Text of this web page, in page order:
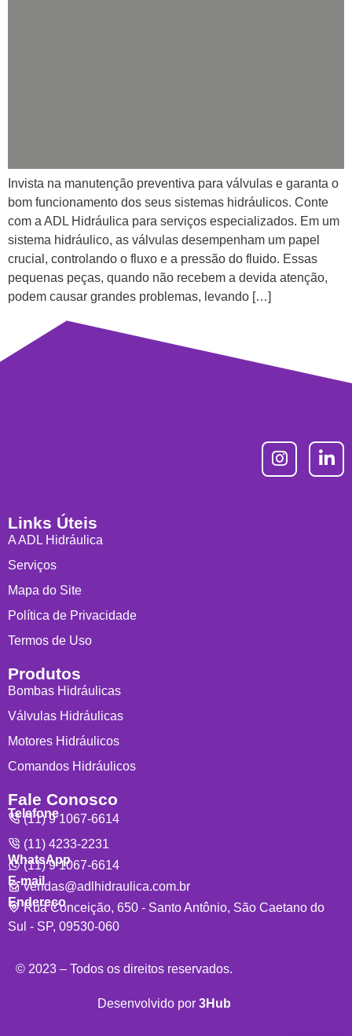
Invista na manutenção preventiva para válvulas e garanta o
bom funcionamento dos seus sistemas hidráulicos. Conte
com a ADL Hidráulica para serviços especializados. Em um
sistema hidráulico, as válvulas desempenham um papel
crucial, controlando o fluxo e a pressão do fluido. Essas
pequenas peças, quando não recebem a devida atenção,
podem causar grandes problemas, levando […]
Links Úteis
A ADL Hidráulica
Serviços
Mapa do Site
Política de Privacidade
Termos de Uso
Produtos
Bombas Hidráulicas
Válvulas Hidráulicas
Motores Hidráulicos
Comandos Hidráulicos
Fale Conosco
Telefone
(11) 9 1067-6614
(11) 4233-2231
WhatsApp
(11) 9 1067-6614
E-mail
vendas@adlhidraulica.com.br
Endereço
Rua Conceição, 650 - Santo Antônio, São Caetano do
Sul - SP, 09530-060
© 2023 – Todos os direitos reservados.
Desenvolvido por 3Hub